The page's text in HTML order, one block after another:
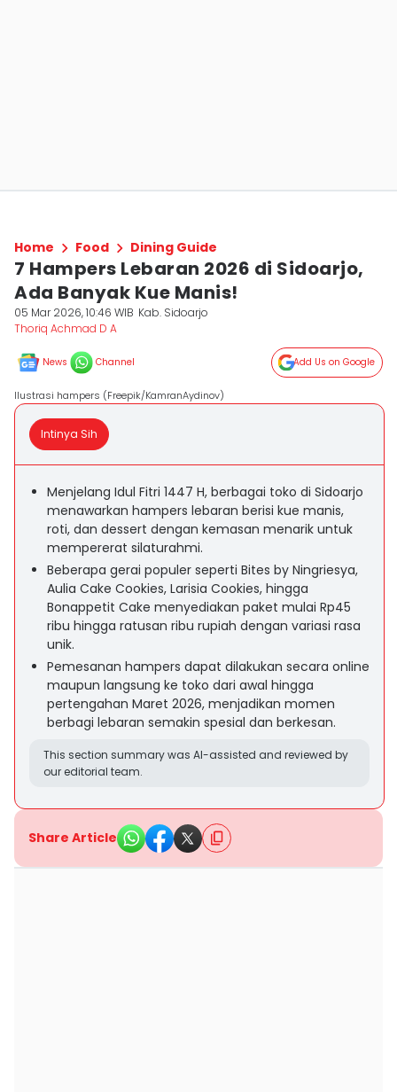
Home Food Dining Guide
7 Hampers Lebaran 2026 di Sidoarjo,
Ada Banyak Kue Manis!
05 Mar 2026, 10:46 WIB Kab. Sidoarjo
Thoriq Achmad D A
News Channel Add Us on Google
Ilustrasi hampers (Freepik/KamranAydinov)
Intinya Sih
Menjelang Idul Fitri 1447 H, berbagai toko di Sidoarjo
menawarkan hampers lebaran berisi kue manis,
roti, dan dessert dengan kemasan menarik untuk
mempererat silaturahmi.
Beberapa gerai populer seperti Bites by Ningriesya,
Aulia Cake Cookies, Larisia Cookies, hingga
Bonappetit Cake menyediakan paket mulai Rp45
ribu hingga ratusan ribu rupiah dengan variasi rasa
unik.
Pemesanan hampers dapat dilakukan secara online
maupun langsung ke toko dari awal hingga
pertengahan Maret 2026, menjadikan momen
berbagi lebaran semakin spesial dan berkesan.
This section summary was AI-assisted and reviewed by
our editorial team.
Share Article